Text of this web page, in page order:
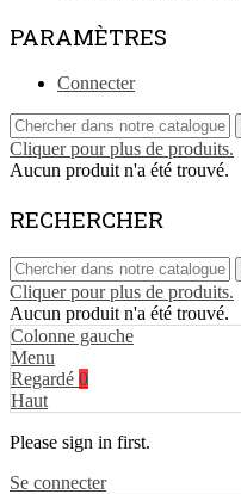
PARAMÈTRES
Connecter
Cliquer pour plus de produits.
Aucun produit n'a été trouvé.
RECHERCHER
Cliquer pour plus de produits.
Aucun produit n'a été trouvé.
Colonne gauche
Menu
Regardé 0
Haut
Please sign in first.
Se connecter